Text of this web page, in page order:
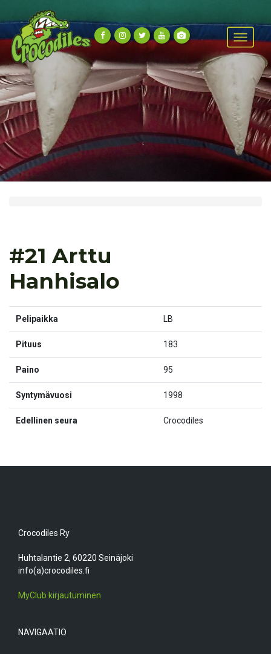
#21 Arttu
Hanhisalo
Pelipaikka LB
Pituus 183
Paino 95
Syntymävuosi 1998
Edellinen seura Crocodiles
Crocodiles Ry
Huhtalantie 2, 60220 Seinäjoki
info(a)crocodiles.fi
MyClub kirjautuminen
NAVIGAATIO